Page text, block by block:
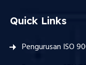
Quick Links
Pengurusan ISO